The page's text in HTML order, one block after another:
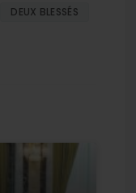
DEUX BLESSÉS